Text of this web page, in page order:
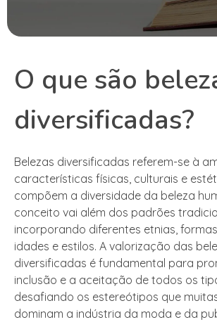
O que são
diversificadas?
Belezas diversificadas referem-se à
características físicas, culturais e
compõem a diversidade da beleza
conceito vai além dos padrões
incorporando diferentes etnias,
idades e estilos. A valorização das
diversificadas é fundamental para
inclusão e a aceitação de todos os
desafiando os estereótipos que
dominam a indústria da moda e da